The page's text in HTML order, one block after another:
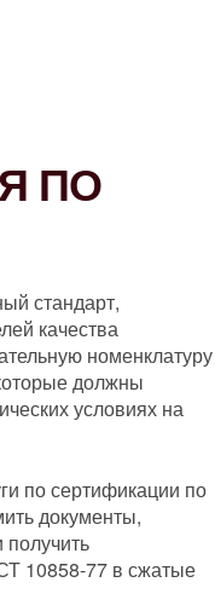
ПО
стандарт,
качества
номенклатуру
должны
условиях на
по сертификации по
документы,
10858-77 в сжатые